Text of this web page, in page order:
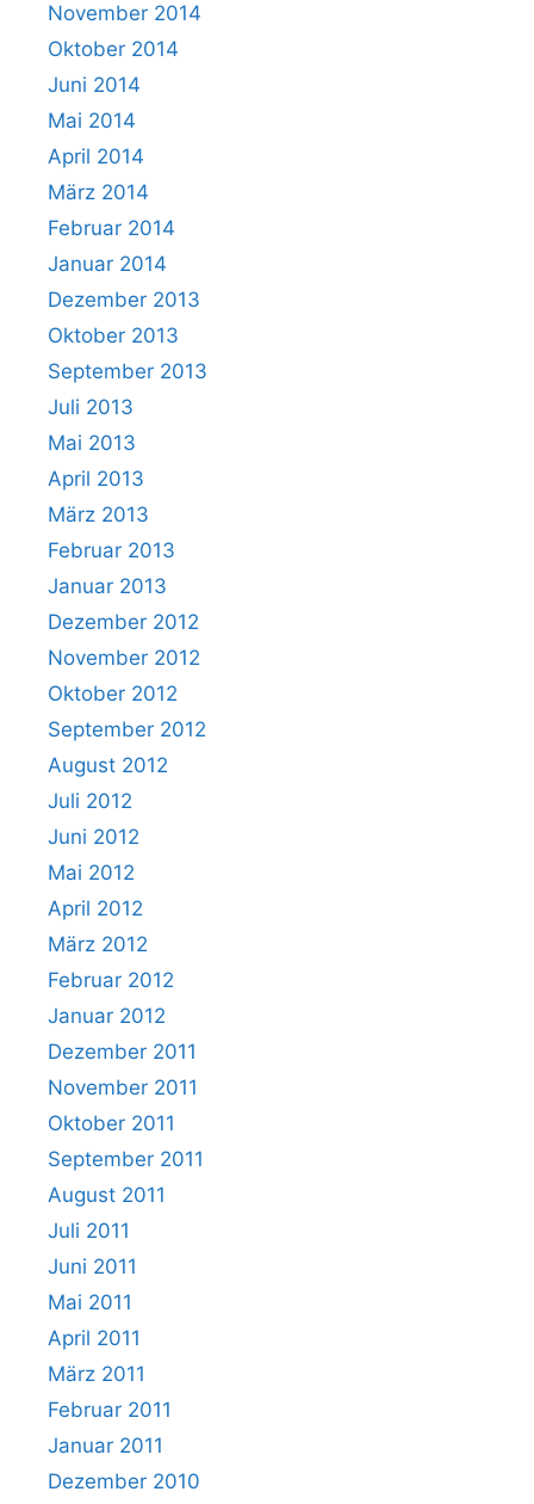
November 2014
Oktober 2014
Juni 2014
Mai 2014
April 2014
März 2014
Februar 2014
Januar 2014
Dezember 2013
Oktober 2013
September 2013
Juli 2013
Mai 2013
April 2013
März 2013
Februar 2013
Januar 2013
Dezember 2012
November 2012
Oktober 2012
September 2012
August 2012
Juli 2012
Juni 2012
Mai 2012
April 2012
März 2012
Februar 2012
Januar 2012
Dezember 2011
November 2011
Oktober 2011
September 2011
August 2011
Juli 2011
Juni 2011
Mai 2011
April 2011
März 2011
Februar 2011
Januar 2011
Dezember 2010